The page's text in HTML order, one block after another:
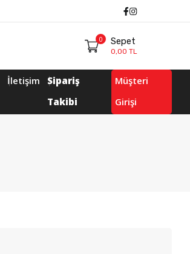
Facebook
Instagram
0 Sepet
0,00 TL
İletişim
Sipariş
Takibi
Müşteri
Girişi